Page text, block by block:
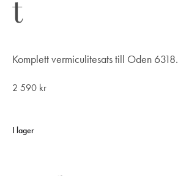
t
Komplett vermiculitesats till Oden 6318.
2 590 kr
I lager